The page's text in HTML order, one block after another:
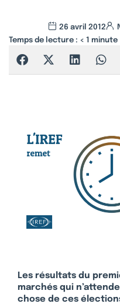
26 avril 2012
Temps de lecture : < 1 minute
Les résultats du
marchés qui
chose de ces